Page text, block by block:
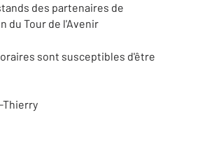
des partenaires de
du Tour de l'Avenir
sont susceptibles d'être
Thierry